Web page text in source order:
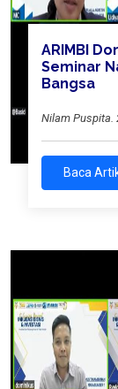
ARIMBI
Seminar
Bangsa
Nilam Puspita.
Baca